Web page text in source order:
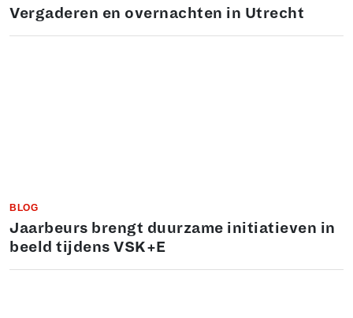
Vergaderen en overnachten in Utrecht
BLOG
Jaarbeurs brengt duurzame initiatieven in
beeld tijdens VSK+E